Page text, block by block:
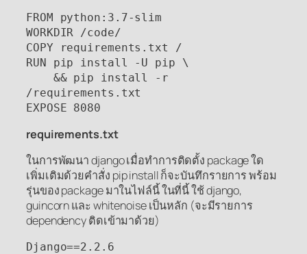
FROM python:3.7-slim
WORKDIR /code/
COPY requirements.txt /
RUN pip install -U pip \
/requirements.txt
EXPOSE 8080
requirements.txt
ในการพัฒนา django เมื่อทำการติดตั้ง package ใด
เพิ่มเติมด้วยคำสั่ง pip install ก็จะบันทึกรายการ พร้อม
รุ่นของ package มาในไฟล์นี้ ในที่นี้ ใช้ django,
guincorn และ whitenoise เป็นหลัก (จะมีรายการ
dependency ติดเข้ามาด้วย)
Django==2.2.6